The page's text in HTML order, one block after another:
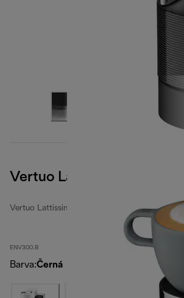
Vertuo Lattissima, černá
Vertuo Lattissima
ENV300.B
Barva:Černá